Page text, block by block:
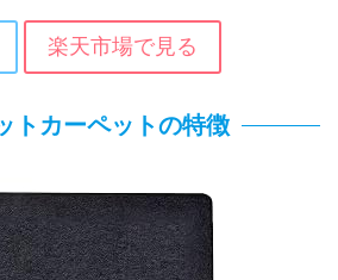
楽天市場で見る
トカーペットの特徴